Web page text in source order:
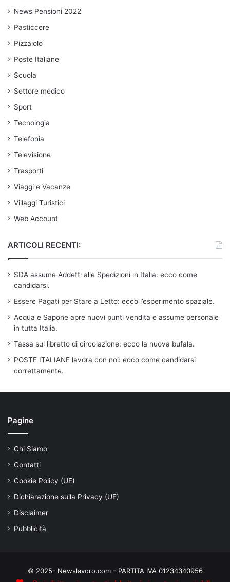
News Pensioni 2022
Pasticcere
Pizzaiolo
Poste Italiane
Scuola
Settore medico
Sport
Tecnologia
Telefonia
Televisione
Trasporti
Viaggi e Vacanze
Villaggi Turistici
Web Account
ARTICOLI RECENTI:
SDA assume Addetti alle Spedizioni in Italia: ecco come
candidarsi.
Essere Pagati per Stare a Letto: ecco l’esperimento spaziale.
Acqua e Sapone apre nuovi punti vendita e assume personale
in tutta Italia.
Tassa sul libretto di circolazione: ecco la nuova bufala.
POSTE ITALIANE lavora con noi: ecco come candidarsi
correttamente.
Pagine
Chi Siamo
Contatti
Cookie Policy (UE)
Dichiarazione sulla Privacy (UE)
Disclaimer
Pubblicità
© 2025- Newslavoro.com - PARTITA IVA 01234340956